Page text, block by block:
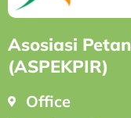
Asosiasi
(ASPEKPIR)
Office